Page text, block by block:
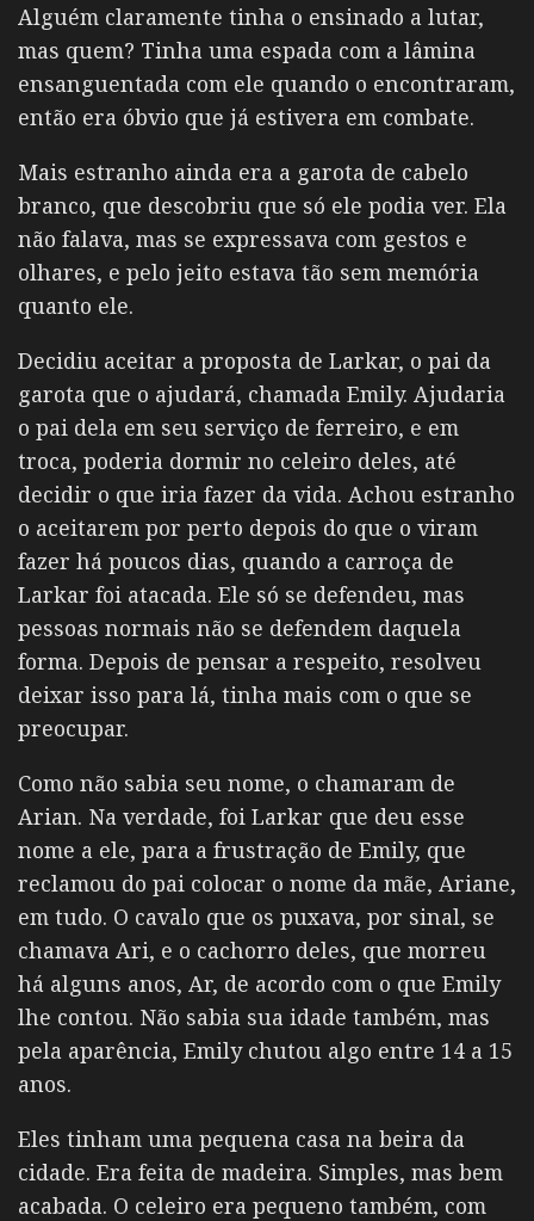
Alguém claramente tinha o ensinado a lutar,
mas quem? Tinha uma espada com a lâmina
ensanguentada com ele quando o encontraram,
então era óbvio que já estivera em combate.
Mais estranho ainda era a garota de cabelo
branco, que descobriu que só ele podia ver. Ela
não falava, mas se expressava com gestos e
olhares, e pelo jeito estava tão sem memória
quanto ele.
Decidiu aceitar a proposta de Larkar, o pai da
garota que o ajudará, chamada Emily. Ajudaria
o pai dela em seu serviço de ferreiro, e em
troca, poderia dormir no celeiro deles, até
decidir o que iria fazer da vida. Achou estranho
o aceitarem por perto depois do que o viram
fazer há poucos dias, quando a carroça de
Larkar foi atacada. Ele só se defendeu, mas
pessoas normais não se defendem daquela
forma. Depois de pensar a respeito, resolveu
deixar isso para lá, tinha mais com o que se
preocupar.
Como não sabia seu nome, o chamaram de
Arian. Na verdade, foi Larkar que deu esse
nome a ele, para a frustração de Emily, que
reclamou do pai colocar o nome da mãe, Ariane,
em tudo. O cavalo que os puxava, por sinal, se
chamava Ari, e o cachorro deles, que morreu
há alguns anos, Ar, de acordo com o que Emily
lhe contou. Não sabia sua idade também, mas
pela aparência, Emily chutou algo entre 14 a 15
anos.
Eles tinham uma pequena casa na beira da
cidade. Era feita de madeira. Simples, mas bem
acabada. O celeiro era pequeno também, com